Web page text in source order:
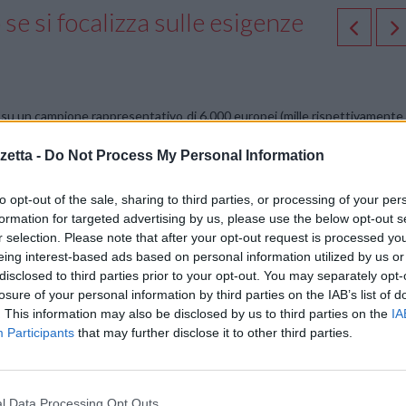
- Do Not Process My Personal Information
opt-out of the sale, sharing to third parties, or processing of your
for targeted advertising by us, please use the below opt-out
selection. Please note that after your opt-out request is processed
interest-based ads based on personal information utilized by us
to third parties prior to your opt-out. You may separately
of your personal information by third parties on the IAB’s list of
This information may also be disclosed by us to third parties on the
Participants that may further disclose it to other third parties.
Data Processing Opt Outs
si focalizza sulle esigenze
un campione rappresentativo di 6.000 europei (mille rispettivamente
per lo sviluppo del mercato della domotica sono tutt’altro che
di trovare tediose le faccende domestiche che richiedono più
come accendere o spegnere la luce o il riscaldamento, sia attività
alla posta.Compiti che infastidiscono addirittura il 78%
domotiche adeguate i produttori avrebbero quindi la possibilità di
due terzi (63%) dei partecipanti allo studio hanno confermato di
li aiutino nella quotidianità.
smart
intervistati ha indicato di non avvalersi di alcun dispositivo domotico.
non soddisfano le esigenze effettive dei consumatori o
intende acquistare un articolo smart nei prossimi dodici mesi, sia